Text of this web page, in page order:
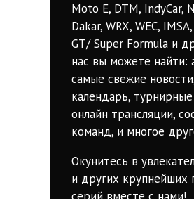
Moto E, DTM, IndyCar,
Dakar, WRX, WEC,
GT/ Super Formula и
нас вы можете найти:
самые свежие
календарь,
онлайн трансляции,
команд, и многое
Окунитесь в
и других крупнейших